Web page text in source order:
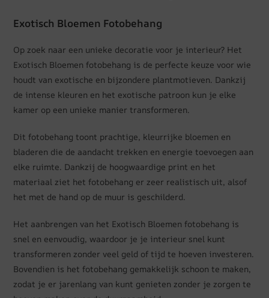
Exotisch Bloemen Fotobehang
Op zoek naar een unieke decoratie voor je interieur? Het
Exotisch Bloemen fotobehang is de perfecte keuze voor wie
houdt van exotische en bijzondere plantmotieven. Dankzij
de intense kleuren en het exotische patroon kun je elke
kamer op een unieke manier transformeren.
Dit fotobehang toont prachtige, kleurrijke bloemen en
bladeren die de aandacht trekken en energie toevoegen aan
elke ruimte. Dankzij de hoogwaardige print en het
materiaal ziet het fotobehang er zeer realistisch uit, alsof
het met de hand op de muur is geschilderd.
Het aanbrengen van het Exotisch Bloemen fotobehang is
snel en eenvoudig, waardoor je je interieur snel kunt
transformeren zonder veel geld of tijd te hoeven investeren.
Bovendien is het fotobehang gemakkelijk schoon te maken,
zodat je er jarenlang van kunt genieten zonder je zorgen te